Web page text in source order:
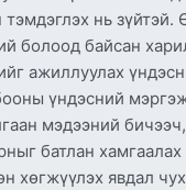
нь
болоод байсан
ажиллуулах
үндэсний
мэдээний
батлан
хөгжүүлэх явдал